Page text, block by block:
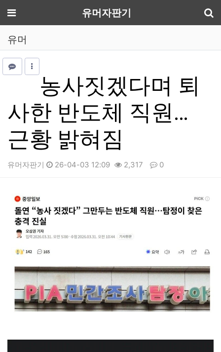
메뉴 유머자판기
유머
농사짓겠다며 퇴
사한 반도체 직원…
근황 밝혀짐
유머자판기 26-04-03 12:09 2,317 0
본문